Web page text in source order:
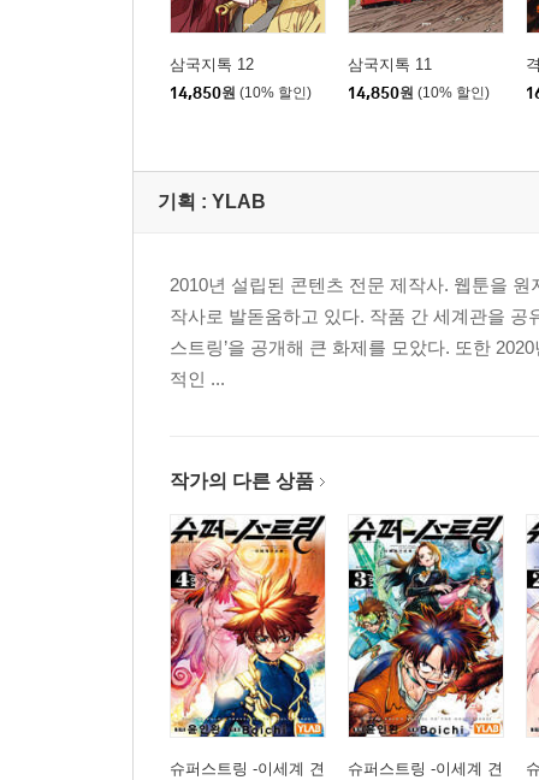
삼국지톡 12
14,850원 (10% 할인)
삼국지톡 11
14,850원 (10% 할인)
기획 : YLAB
2010년 설립된 콘텐츠 전문 제작사. 웹툰을
작사로 발돋움하고 있다. 작품 간 세계관을 공
스트링’을 공개해 큰 화제를 모았다. 또한
적인 ...
작가의 다른 상품
슈퍼스트링 -이세계 견
슈퍼스트링 -이세계 견